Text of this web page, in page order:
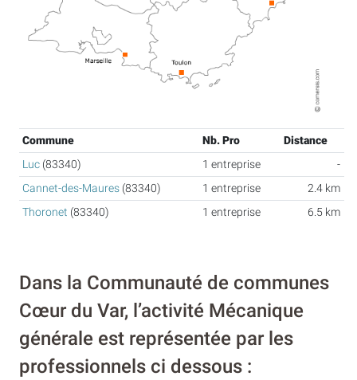
Commune Nb. Pro
Distance
Luc (83340) 1 entreprise
-
Cannet-des-Maures (83340) 1 entreprise
2.4 km
Thoronet (83340) 1 entreprise 6.5 km
Dans la Communauté de communes
Cœur du Var, l’activité Mécanique
générale est représentée par les
professionnels ci dessous :